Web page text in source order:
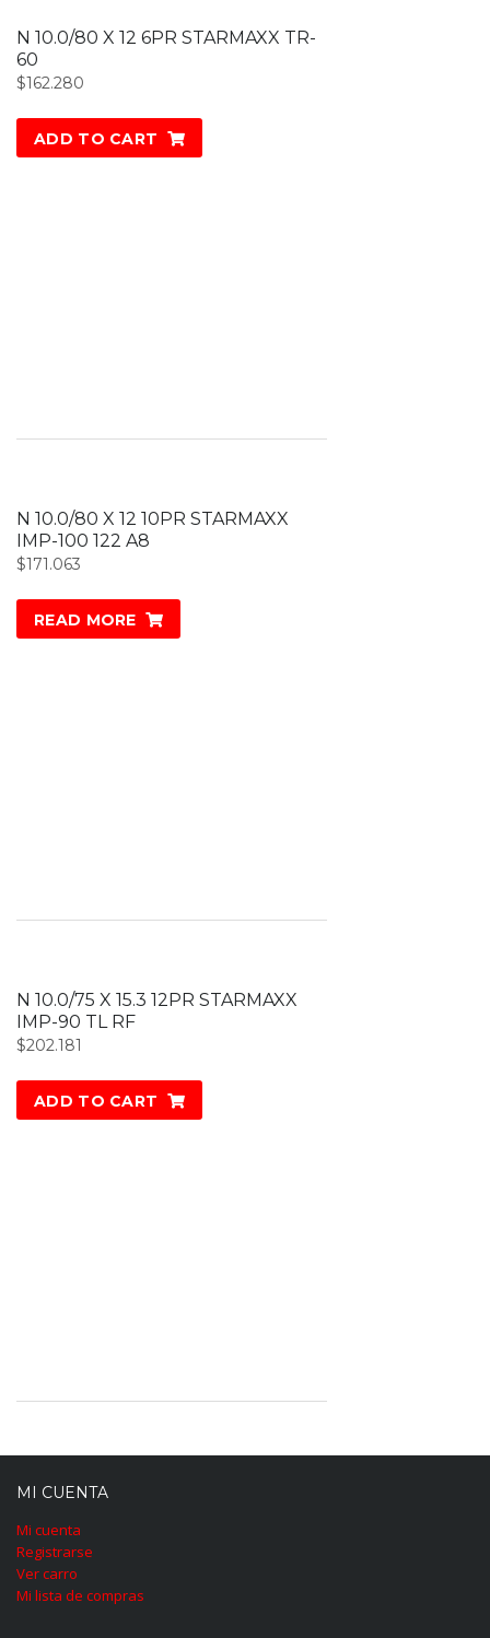
N 10.0/80 X 12 6PR STARMAXX TR-
60
$162.280
ADD TO CART
N 10.0/80 X 12 10PR STARMAXX
IMP-100 122 A8
$171.063
READ MORE
N 10.0/75 X 15.3 12PR STARMAXX
IMP-90 TL RF
$202.181
ADD TO CART
MI CUENTA
Mi cuenta
Registrarse
Ver carro
Mi lista de compras